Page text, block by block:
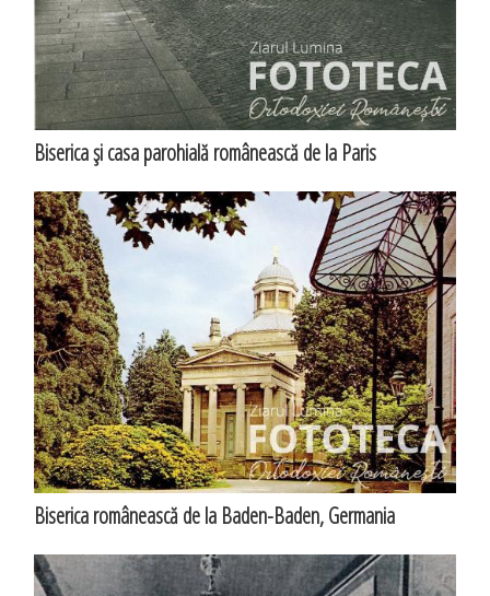
Biserica şi casa parohială românească de la Paris
Biserica românească de la Baden-Baden, Germania